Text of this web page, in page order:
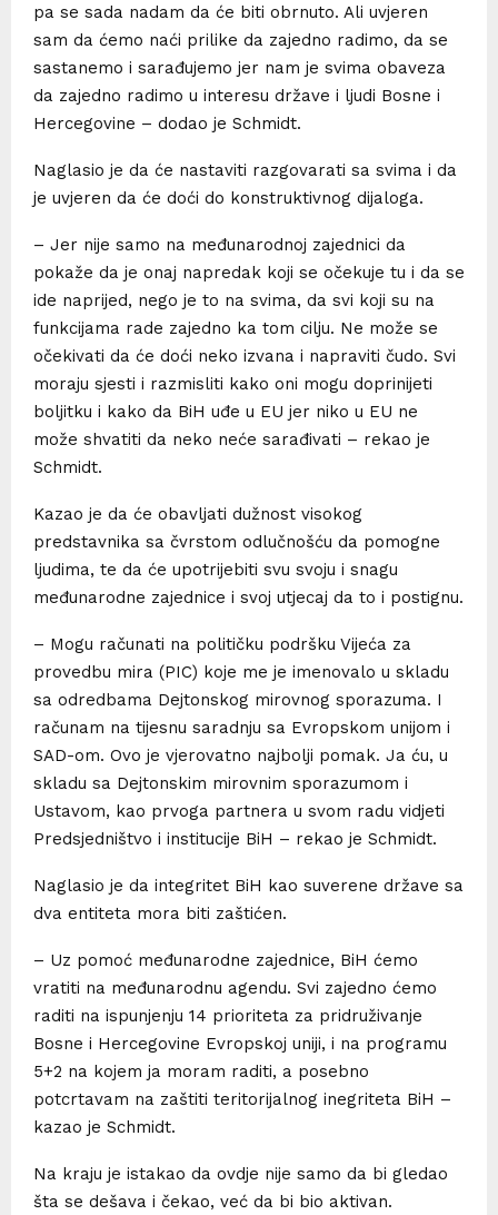
pa se sada nadam da će biti obrnuto. Ali uvjeren
sam da ćemo naći prilike da zajedno radimo, da se
sastanemo i sarađujemo jer nam je svima obaveza
da zajedno radimo u interesu države i ljudi Bosne i
Hercegovine – dodao je Schmidt.
Naglasio je da će nastaviti razgovarati sa svima i da
je uvjeren da će doći do konstruktivnog dijaloga.
– Jer nije samo na međunarodnoj zajednici da
pokaže da je onaj napredak koji se očekuje tu i da se
ide naprijed, nego je to na svima, da svi koji su na
funkcijama rade zajedno ka tom cilju. Ne može se
očekivati da će doći neko izvana i napraviti čudo. Svi
moraju sjesti i razmisliti kako oni mogu doprinijeti
boljitku i kako da BiH uđe u EU jer niko u EU ne
može shvatiti da neko neće sarađivati – rekao je
Schmidt.
Kazao je da će obavljati dužnost visokog
predstavnika sa čvrstom odlučnošću da pomogne
ljudima, te da će upotrijebiti svu svoju i snagu
međunarodne zajednice i svoj utjecaj da to i postignu.
– Mogu računati na političku podršku Vijeća za
provedbu mira (PIC) koje me je imenovalo u skladu
sa odredbama Dejtonskog mirovnog sporazuma. I
računam na tijesnu saradnju sa Evropskom unijom i
SAD-om. Ovo je vjerovatno najbolji pomak. Ja ću, u
skladu sa Dejtonskim mirovnim sporazumom i
Ustavom, kao prvoga partnera u svom radu vidjeti
Predsjedništvo i institucije BiH – rekao je Schmidt.
Naglasio je da integritet BiH kao suverene države sa
dva entiteta mora biti zaštićen.
– Uz pomoć međunarodne zajednice, BiH ćemo
vratiti na međunarodnu agendu. Svi zajedno ćemo
raditi na ispunjenju 14 prioriteta za pridruživanje
Bosne i Hercegovine Evropskoj uniji, i na programu
5+2 na kojem ja moram raditi, a posebno
potcrtavam na zaštiti teritorijalnog inegriteta BiH –
kazao je Schmidt.
Na kraju je istakao da ovdje nije samo da bi gledao
šta se dešava i čekao, već da bi bio aktivan.